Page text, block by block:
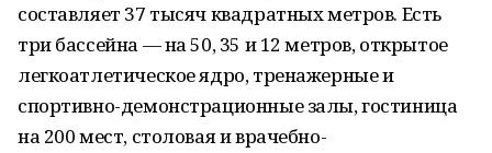
составляет 37 тысяч квадратных метров. Есть
три бассейна — на 50, 35 и 12 метров, открытое
легкоатлетическое ядро, тренажерные и
спортивно-демонстрационные залы, гостиница
на 200 мест, столовая и врачебно-